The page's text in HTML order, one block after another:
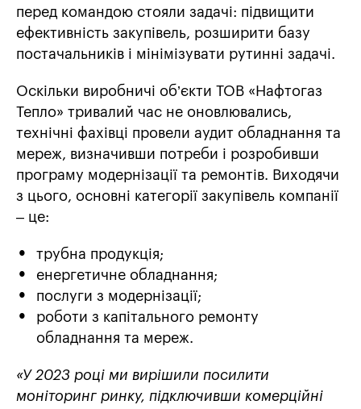
перед командою стояли задачі: підвищити
ефективність закупівель, розширити базу
постачальників і мінімізувати рутинні задачі.
Оскільки виробничі об’єкти ТОВ «Нафтогаз
Тепло» тривалий час не оновлювались,
технічні фахівці провели аудит обладнання та
мереж, визначивши потреби і розробивши
програму модернізації та ремонтів. Виходячи
з цього, основні категорії закупівель компанії
– це:
трубна продукція;
енергетичне обладнання;
послуги з модернізації;
роботи з капітального ремонту
обладнання та мереж.
«У 2023 році ми вирішили посилити
моніторинг ринку, підключивши комерційні